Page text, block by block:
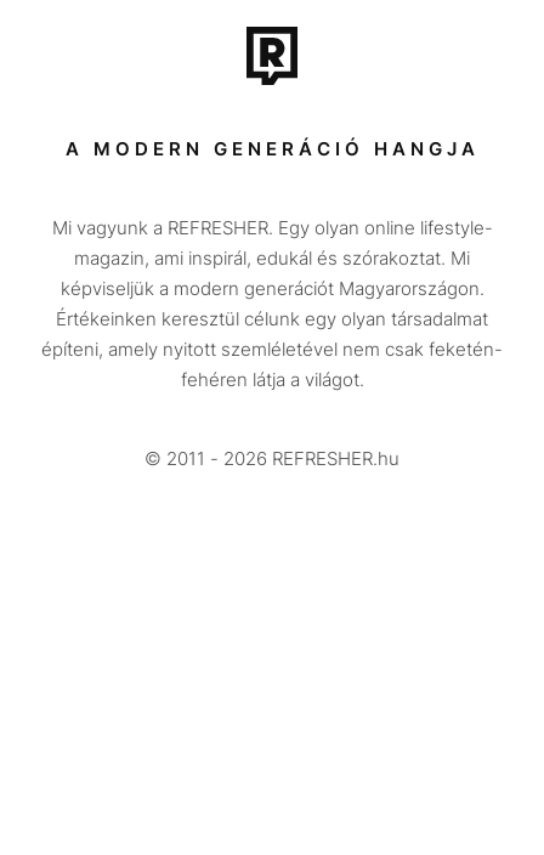
Tech-Tudomány
Sport
Társadalom
Utazás
Életmód
Design
Beszélgetések
Videó
A MODERN GENERÁCIÓ HANGJA
Mi vagyunk a REFRESHER. Egy olyan online lifestyle-
magazin, ami inspirál, edukál és szórakoztat. Mi
képviseljük a modern generációt Magyarországon.
Értékeinken keresztül célunk egy olyan társadalmat
építeni, amely nyitott szemléletével nem csak feketén-
fehéren látja a világot.
© 2011 - 2026 REFRESHER.hu